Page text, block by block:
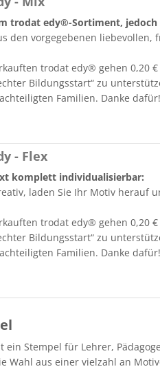
trodat edy®-Sortiment,
den vorgegebenen
trodat edy® gehen 0,20
Bildungsstart“ zu
Familien. Danke dafür!
- Flex
komplett individualisierbar:
laden Sie Ihr Motiv herauf
trodat edy® gehen 0,20
Bildungsstart“ zu
Familien. Danke dafür!
ein Stempel für Lehrer,
Wahl aus einer vielzahl an